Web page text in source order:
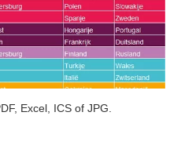
Excel, ICS of JPG.